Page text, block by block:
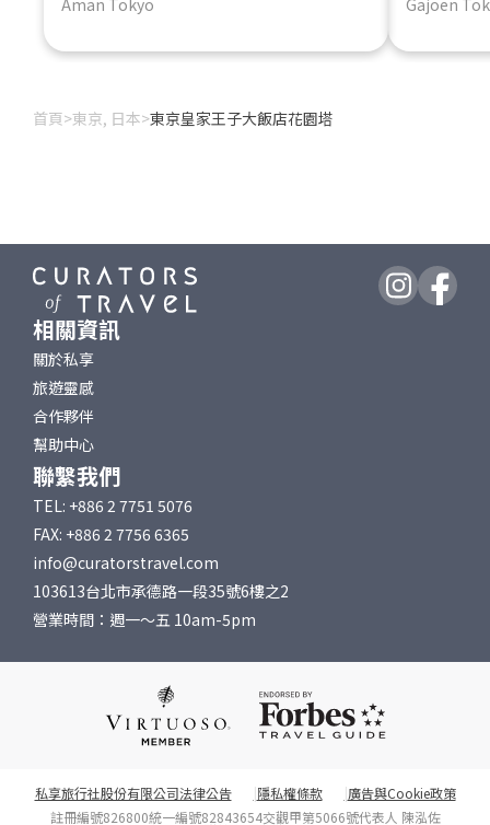
Aman Tokyo Gajoen
首頁>東京, 日本>東京皇家王子大飯店花園塔
相關資訊
關於私享
旅遊靈感
合作夥伴
幫助中心
聯繫我們
TEL: +886 2 7751 5076
FAX: +886 2 7756 6365
info@curatorstravel.com
103613台北市承德路一段35號6樓之2
營業時間：週一～五 10am-5pm
私享旅行社股份有限公司法律公告 隱私權條款
廣告與Cookie政策
註冊編號826800統一編號82843654交觀甲第5066號代表人 陳泓佐